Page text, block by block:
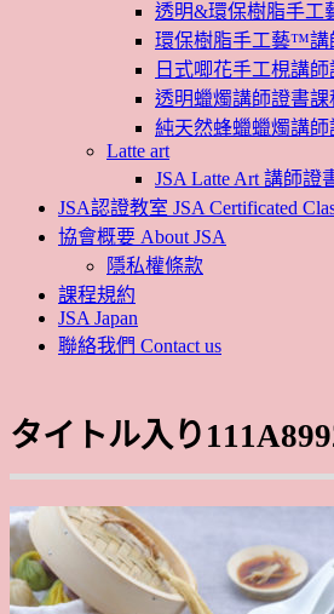
透明&環保樹脂手工
環保樹脂手工藝™講
日式唧花手工梘講師
透明蠟燭講師證書課
純天然蜂蠟蠟燭講師
Latte art
JSA Latte Art 講師證
JSA認證教室 JSA Certificated
協會概要 About JSA
隱私權條款
課程規約
JSA Japan
聯絡我們 Contact us
タイトル入り